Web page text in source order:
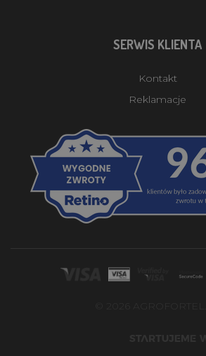
SERWIS KLIENTA
Kontakt
Reklamacje